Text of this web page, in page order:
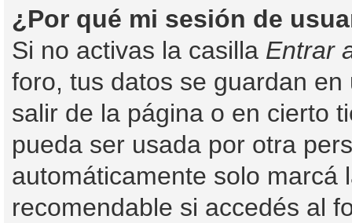
¿Por qué mi sesión de
Si no activas la casilla Entrar
foro, tus datos se guardan
salir de la página o en cierto
pueda ser usada por otra
automáticamente solo marcá
recomendable si accedés al